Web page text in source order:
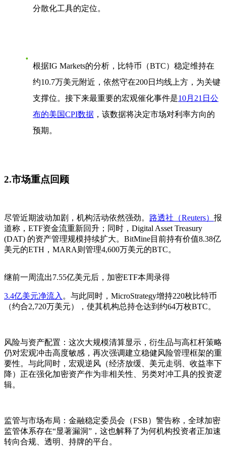
分散化工具的定位。
根据IG Markets的分析，比特币（BTC）稳定维持在
约10.7万美元附近，依然守在200日均线上方，为关键
支撑位。接下来最重要的宏观催化事件是10月21日公
布的美国CPI数据 ，该数据将决定市场对利率方向的
预期。
2.市场重点回顾
尽管近期波动加剧，机构活动依然强劲。 路透社（Reuters） 报
道称，ETF资金流重新回升；同时，Digital Asset Treasury
(DAT) 的资产管理规模持续扩大。BitMine目前持有价值8.38亿
美元的ETH，MARA则管理4,600万美元的BTC。
继前一周流出7.55亿美元后，加密ETF本周录得
3.4亿美元净流入 。与此同时，MicroStrategy增持220枚比特币
（约合2,720万美元），使其机构总持仓达到约64万枚BTC。
风险与资产配置： 这次大规模清算显示，衍生品与高杠杆策略
仍对宏观冲击高度敏感，再次强调建立稳健风险管理框架的重
要性。与此同时，宏观逆风（经济放缓、美元走弱、收益率下
降）正在强化加密资产作为非相关性、另类对冲工具的投资逻
辑。
监管与市场布局： 金融稳定委员会（FSB）警告称，全球加密
监管体系存在“显著漏洞”，这也解释了为何机构投资者正加速
转向合规、透明、持牌的平台。